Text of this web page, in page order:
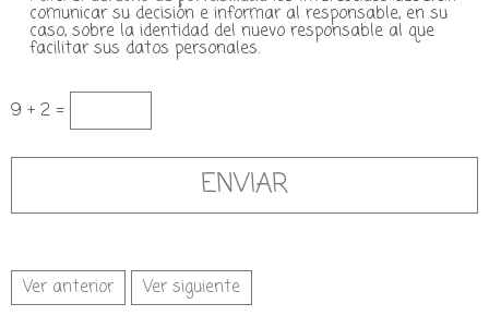
comunicar su decisión e informar al responsable, en su
caso, sobre la identidad del nuevo responsable al que
facilitar sus datos personales.
9 + 2 =
Ver anterior Ver siguiente